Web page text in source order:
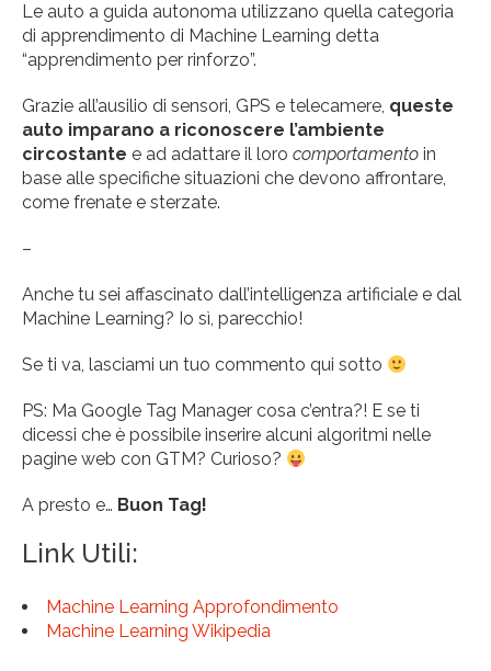
Le auto a guida autonoma utilizzano quella categoria
di apprendimento di Machine Learning detta
“apprendimento per rinforzo”.
Grazie all’ausilio di sensori, GPS e telecamere, queste
auto imparano a riconoscere l’ambiente
circostante e ad adattare il loro comportamento in
base alle specifiche situazioni che devono affrontare,
come frenate e sterzate.
–
Anche tu sei affascinato dall’intelligenza artificiale e dal
Machine Learning? Io sì, parecchio!
Se ti va, lasciami un tuo commento qui sotto
PS: Ma Google Tag Manager cosa c’entra?! E se ti
dicessi che è possibile inserire alcuni algoritmi nelle
pagine web con GTM? Curioso?
A presto e… Buon Tag!
Link Utili:
Machine Learning Approfondimento
Machine Learning Wikipedia